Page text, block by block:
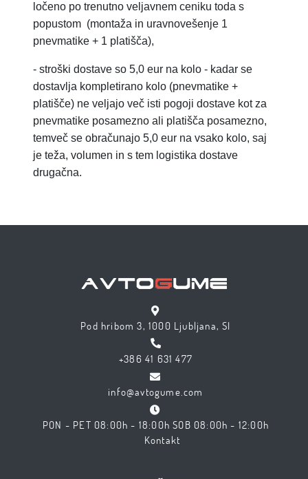
ločeno po trenutno veljavnem ceniku toda s
popustom (montaža in uravnovešenje 1
pnevmatike + 1 platišča),
- stroški dostave so 5,0 eur na kolo - kadar se
dostavlja kompletirano kolo (pnevmatike +
platišče) ne veljajo več isti pogoji dostave kot za
pnevmatike posamezno ali platišča posamezno,
temveč se obračunajo 5,0 eur na vsako kolo, saj
je teža, volumen in s tem logistika dostave
drugačna.
Pod hribom 3, 1000 Ljubljana, SI
+386 41 631 477
info@avtogume.com
PON - PET 08:00h - 18:00h SOB 08:00h - 12:00h
Kontakt